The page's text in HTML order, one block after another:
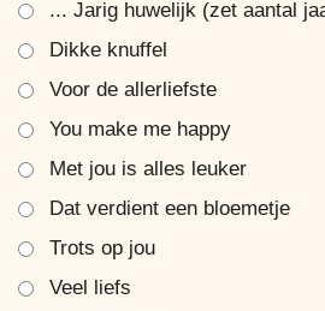
... Jarig huwelijk (zet aantal
Dikke knuffel
Voor de allerliefste
You make me happy
Met jou is alles leuker
Dat verdient een bloemetje
Trots op jou
Veel liefs